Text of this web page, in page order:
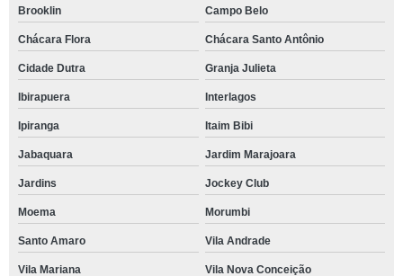
Brooklin Campo Belo
Chácara Flora Chácara Santo Antônio
Cidade Dutra Granja Julieta
Ibirapuera Interlagos
Ipiranga Itaim Bibi
Jabaquara Jardim Marajoara
Jardins Jockey Club
Moema Morumbi
Santo Amaro Vila Andrade
Vila Mariana Vila Nova Conceição